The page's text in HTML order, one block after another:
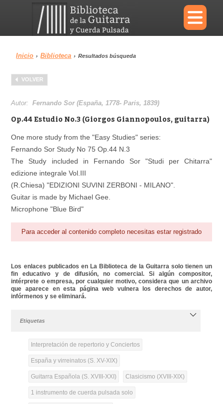
×
Menu
Biblioteca Diccionario
Área personal
Inicio › Biblioteca › Resultados búsqueda
VOLVER
Autor:Fernando Sor (España, 1778- Paris, 1839)
Op.44 Estudio No.3 (Giorgos Giannopoulos, guitarra)
One more study from the "Easy Studies" series:
Fernando Sor Study No 75 Op.44 N.3
The Study included in Fernando Sor "Studi per Chitarra"
edizione integrale Vol.III
(R.Chiesa) "EDIZIONI SUVINI ZERBONI - MILANO".
Guitar is made by Michael Gee.
Microphone "Blue Bird"
Para acceder al contenido completo necesitas estar registrado
Los enlaces publicados en La Biblioteca de la Guitarra solo tienen un
fin educativo y de difusión, no comercial. Si algún compositor,
intérprete o empresa, por cualquier motivo, considera que un archivo
que aparece en esta página web vulnera los derechos de autor,
infórmenos y se eliminará.
Etiquetas
Interpretación de repertorio y Conciertos
España y virreinatos (S. XV-XIX)
Guitarra Española (S. XVIII-XXI) Clasicismo (XVIII-XIX)
1 instrumento de cuerda pulsada solo